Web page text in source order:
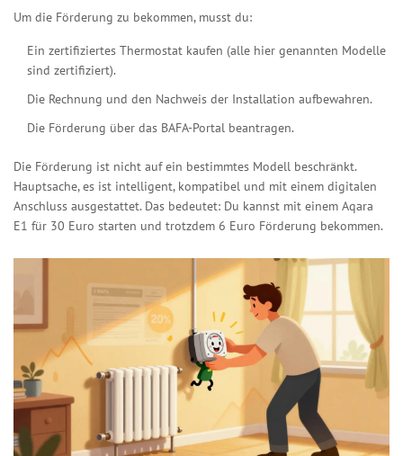
Um die Förderung zu bekommen, musst du:
Ein zertifiziertes Thermostat kaufen (alle hier genannten Modelle
sind zertifiziert).
Die Rechnung und den Nachweis der Installation aufbewahren.
Die Förderung über das BAFA-Portal beantragen.
Die Förderung ist nicht auf ein bestimmtes Modell beschränkt.
Hauptsache, es ist intelligent, kompatibel und mit einem digitalen
Anschluss ausgestattet. Das bedeutet: Du kannst mit einem Aqara
E1 für 30 Euro starten und trotzdem 6 Euro Förderung bekommen.